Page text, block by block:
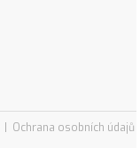
Ochrana osobních údajů